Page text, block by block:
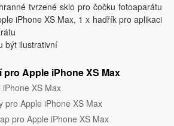
tvrzené sklo pro čočku fotoaparátu
iPhone XS Max, 1 x hadřík pro aplikaci
být ilustrativní
Apple iPhone XS Max
XS Max
pro Apple iPhone XS Max
pro Apple iPhone XS Max